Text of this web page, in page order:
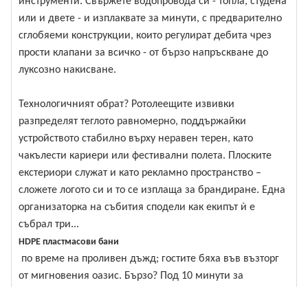
или и двете - и изплаквате за минути, с предварително
сглобяеми конструкции, които регулират дебита чрез
прости клапани за всичко - от бързо напръскване до
луксозно накисване.
Технологичният обрат? Ротолеещите извивки
разпределят теглото равномерно, поддържайки
устройството стабилно върху неравен терен, като
чакълести кариери или фестивални полета. Плоските
екстериори служат и като рекламно пространство –
сложете логото си и то се изплаща за брандиране. Една
организаторка на събития сподели как екипът ѝ е
събрал три...
HDPE пластмасови бани
по време на проливен дъжд; гостите бяха във възторг
от мигновения оазис. Бързо? Под 10 минути за